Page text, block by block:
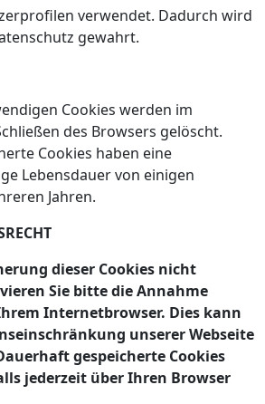
verwendet. Dadurch wird
gewahrt.
Cookies werden im
des Browsers gelöscht.
Cookies haben eine
Lebensdauer von einigen
Jahren.
dieser Cookies nicht
Sie bitte die Annahme
Internetbrowser. Dies kann
unserer Webseite
gespeicherte Cookies
jederzeit über Ihren Browser